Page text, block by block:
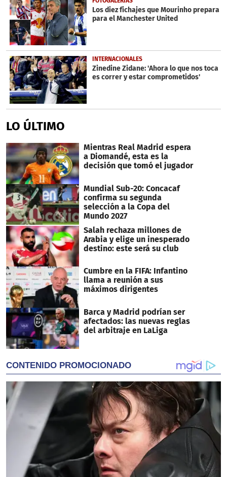
Los diez fichajes que Mourinho prepara
para el Manchester United
INTERNACIONALES
Zinedine Zidane: 'Ahora lo que nos toca
es correr y estar comprometidos'
LO ÚLTIMO
Mientras Real Madrid espera
a Diomandé, esta es la
decisión que tomó el jugador
Mundial Sub-20: Concacaf
confirma su segunda
selección a la Copa del
Mundo 2027
Salah rechaza millones de
Arabia y elige un inesperado
destino: este será su club
Cumbre en la FIFA: Infantino
llama a reunión a sus
máximos dirigentes
Barca y Madrid podrían ser
afectados: las nuevas reglas
del arbitraje en LaLiga